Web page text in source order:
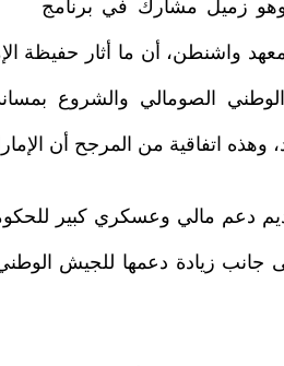
وهو زميل مشارك في برنامج
واشنطن، أن ما أثار حفيظة
الصومالي والشروع
وهذه اتفاقية من المرجح أن
دعم مالي وعسكري كبير للحكومة
جانب زيادة دعمها للجيش